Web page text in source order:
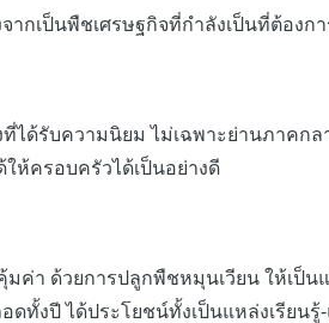
เป็นพืชเศรษฐกิจที่กำลังเป็นที่ต้องก
รับความนิยม ไม่เฉพาะย่านภาคก
ห้ครอบครัวได้เป็นอย่างดี
ด้วยการปลูกพืชหมุนเวียน ให้เป็น
ทั้งปี ได้ประโยชน์ทั้งเป็นแหล่งเรียน